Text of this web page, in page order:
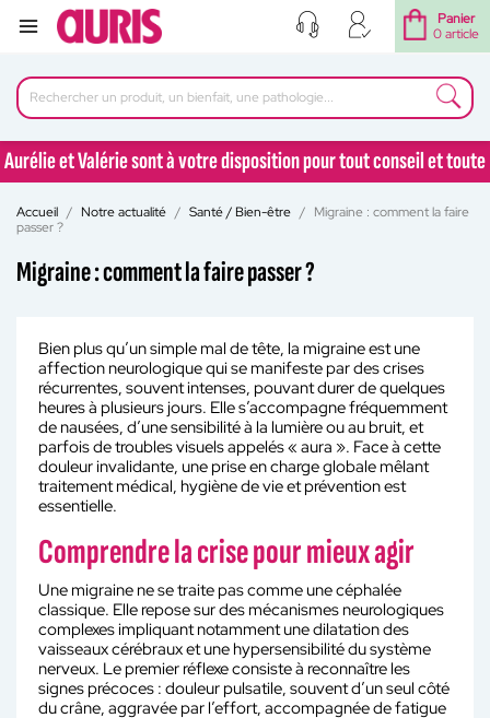
Panier
0 article
Aurélie et Valérie sont à votre disposition pour tout conseil et toute
question au 04 77 92 30 90
Aurélie et Valérie sont à votre disposition pour tout conseil et toute
Accueil Notre actualité Santé / Bien-être
Migraine : comment la faire
passer ?
Migraine : comment la faire passer ?
Bien plus qu’un simple mal de tête, la migraine est une
affection neurologique qui se manifeste par des crises
récurrentes, souvent intenses, pouvant durer de quelques
heures à plusieurs jours. Elle s’accompagne fréquemment
de nausées, d’une sensibilité à la lumière ou au bruit, et
parfois de troubles visuels appelés « aura ». Face à cette
douleur invalidante, une prise en charge globale mêlant
traitement médical, hygiène de vie et prévention est
essentielle.
Comprendre la crise pour mieux agir
Une migraine ne se traite pas comme une céphalée
classique. Elle repose sur des mécanismes neurologiques
complexes impliquant notamment une dilatation des
vaisseaux cérébraux et une hypersensibilité du système
nerveux. Le premier réflexe consiste à reconnaître les
signes précoces : douleur pulsatile, souvent d’un seul côté
du crâne, aggravée par l’effort, accompagnée de fatigue